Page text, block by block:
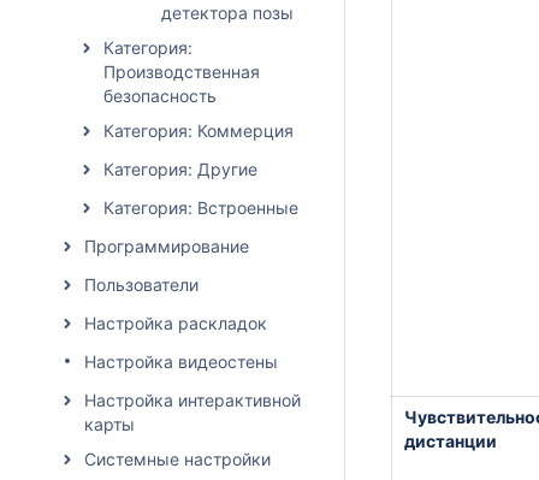
детектора позы
Категория:
Производственная
безопасность
Категория: Коммерция
Категория: Другие
Категория: Встроенные
Программирование
Пользователи
Настройка раскладок
Настройка видеостены
Настройка интерактивной
карты
Системные настройки
дистанции